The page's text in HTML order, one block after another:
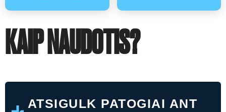
KAIP NAUDOTIS?
ATSIGULK PATOGIAI ANT